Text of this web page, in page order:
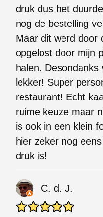
druk dus het
nog de bestelling
Maar dit werd door
opgelost door mijn
halen.
lekker! Super
restaurant! Echt
ruime keuze maar
is ook in een klein
hier zeker nog
druk is!
C. d. J.